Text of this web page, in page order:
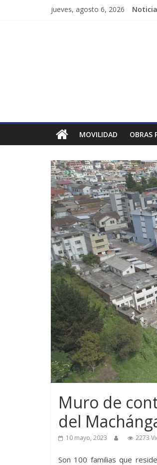
jueves, agosto 6, 2026
MOVILIDAD OBRAS
Muro de
del
10 mayo, 2023 2273
Son 100 familias que